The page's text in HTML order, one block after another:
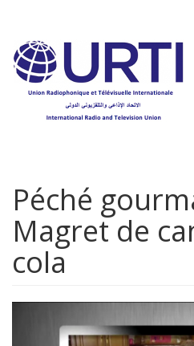
contenu
principal
Péché
Magret de
cola